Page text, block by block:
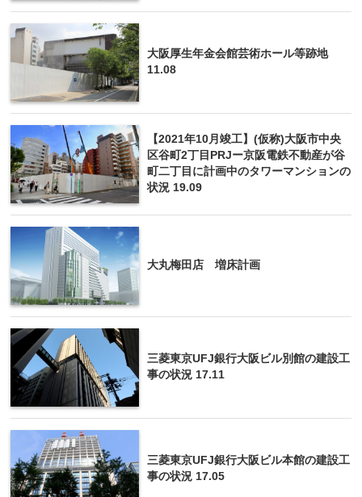
大阪厚生年金会館芸術ホール等跡地
11.08
【2021年10月竣工】(仮称)大阪市中央
区谷町2丁目PRJー京阪電鉄不動産が谷
町二丁目に計画中のタワーマンションの
状況 19.09
大丸梅田店 増床計画
三菱東京UFJ銀行大阪ビル別館の建設工
事の状況 17.11
三菱東京UFJ銀行大阪ビル本館の建設工
事の状況 17.05